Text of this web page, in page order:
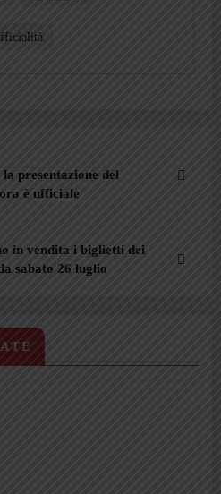
presentazione del
è ufficiale
in vendita i biglietti dei
sabato 26 luglio